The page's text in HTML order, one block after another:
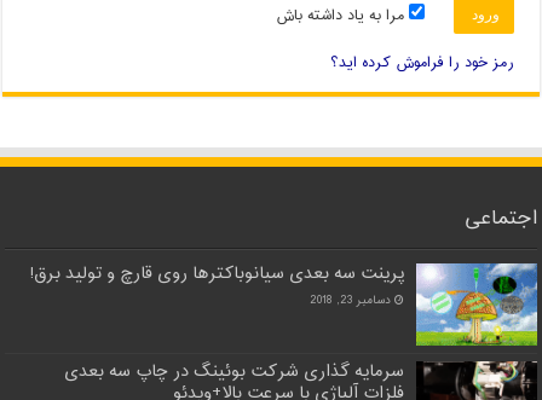
مرا به یاد داشته باش
رمز خود را فراموش کرده اید؟
اجتماعی
پرینت سه بعدی سیانوباکترها روی قارچ و تولید برق!
دسامبر 23, 2018
سرمایه گذاری شرکت بوئینگ در چاپ سه بعدی
فلزات آلیاژی با سرعت بالا+ویدئو